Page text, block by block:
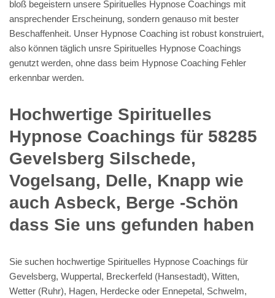
bloß begeistern unsere Spirituelles Hypnose Coachings mit
ansprechender Erscheinung, sondern genauso mit bester
Beschaffenheit. Unser Hypnose Coaching ist robust konstruiert,
also können täglich unsre Spirituelles Hypnose Coachings
genutzt werden, ohne dass beim Hypnose Coaching Fehler
erkennbar werden.
Hochwertige Spirituelles
Hypnose Coachings für 58285
Gevelsberg Silschede,
Vogelsang, Delle, Knapp wie
auch Asbeck, Berge -Schön
dass Sie uns gefunden haben
Sie suchen hochwertige Spirituelles Hypnose Coachings für
Gevelsberg, Wuppertal, Breckerfeld (Hansestadt), Witten,
Wetter (Ruhr), Hagen, Herdecke oder Ennepetal, Schwelm,